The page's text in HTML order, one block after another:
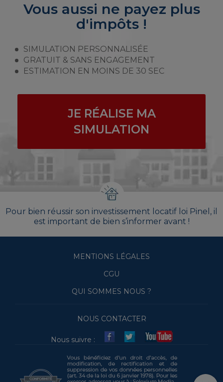
Vous aussi ne payez plus
d'impôts !
SIMULATION PERSONNALISÉE
GRATUIT & SANS ENGAGEMENT
ESTIMATION EN MOINS DE 30 SEC
JE RÉALISE MA
SIMULATION
Pour bien réussir son investissement locatif loi Pinel, il
est important de bien s’informer avant !
MENTIONS LÉGALES
CGU
QUI SOMMES NOUS ?
NOUS CONTACTER
Nous suivre :